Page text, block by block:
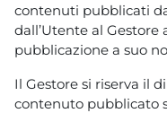
contenuti pubblicati
dall’Utente al
pubblicazione a suo
Il Gestore si riserva il
contenuto pubblicato